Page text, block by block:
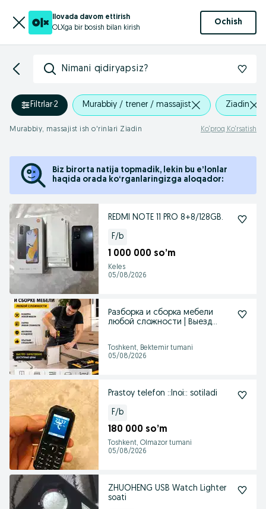
Ilovada davom ettirish
OLXga bir bosish bilan kirish
Ochish
Nimani qidiryapsiz?
Filtrlar·2 Murabbiy / trener / massajist Ziadin
Murabbiy, massajist ish o'rinlari Ziadin Ko‘proq Ko‘rsatish
Biz birorta natija topmadik, lekin bu eʼlonlar
haqida orada koʻrganlaringizga aloqador:
REDMI NOTE 11 PRO 8+8/128GB.
F/b
1 000 000 so’m
Keles
05/08/2026
Разборка и сборка мебели
любой сложности | Выезд
Toshkent, Bektemir tumani
05/08/2026
Prastoy telefon ::Inoi:: sotiladi
F/b
180 000 so’m
Toshkent, Olmazor tumani
05/08/2026
ZHUOHENG USB Watch Lighter
soati